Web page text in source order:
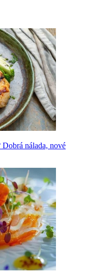
nálada, nové